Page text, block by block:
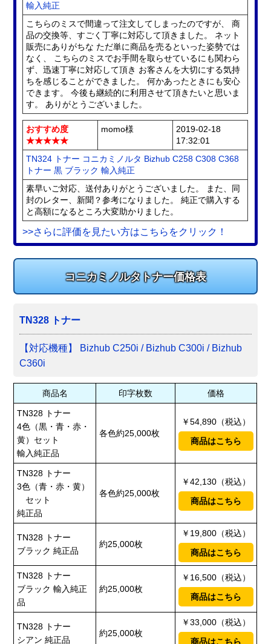
輸入純正
こちらのミスで間違って注文してしまったのですが、 商
品の交換等、すごく丁寧に対応して頂きました。 ネット
販売にありがちな ただ単に商品を売るといった姿勢では
なく、 こちらのミスでお手間を取らせているにも関わら
ず、迅速丁寧に対応して頂き お客さんを大切にする気持
ちを感じることができました。 何かあったときにも安心
できます。 今後も継続的に利用させて頂きたいと思いま
す。 ありがとうございました。
おすすめ度
★★★★★
momo様
2019-02-18
17:32:01
TN324 トナー コニカミノルタ Bizhub C258 C308 C368
トナー 黒 ブラック 輸入純正
素早いご対応、送付ありがとうございました。 また、同
封のレター、新聞？参考になりました。 純正で購入する
と高額になるところ大変助かりました。
>>さらに評価を見たい方はこちらをクリック！
コニカミノルタトナー価格表
TN328 トナー
【対応機種】 Bizhub C250i / Bizhub C300i / Bizhub
C360i
商品名 印字枚数 価格
TN328 トナー
4色（黒・青・赤・
黄）セット
輸入純正品
各色約25,000枚
￥54,890（税込）
商品はこちら
TN328 トナー
3色（青・赤・黄）
セット
純正品
各色約25,000枚
￥42,130（税込）
商品はこちら
TN328 トナー
ブラック 純正品
約25,000枚
￥19,800（税込）
商品はこちら
TN328 トナー
ブラック 輸入純正
品
約25,000枚
￥16,500（税込）
商品はこちら
TN328 トナー
シアン 純正品
約25,000枚
￥33,000（税込）
商品はこちら